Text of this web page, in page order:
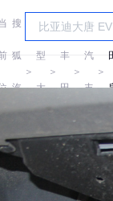
搜
狐
汽
＞
车
型
大
＞
丰
田
＞
一
汽
丰
＞